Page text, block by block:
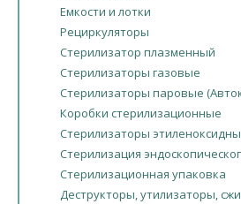
Емкости и лотки
Рециркуляторы
Стерилизатор плазменный
Стерилизаторы газовые
Стерилизаторы паровые
Коробки стерилизационные
Стерилизаторы
Стерилизация
Cтерилизационная упаковка
Деструкторы, утилизаторы,